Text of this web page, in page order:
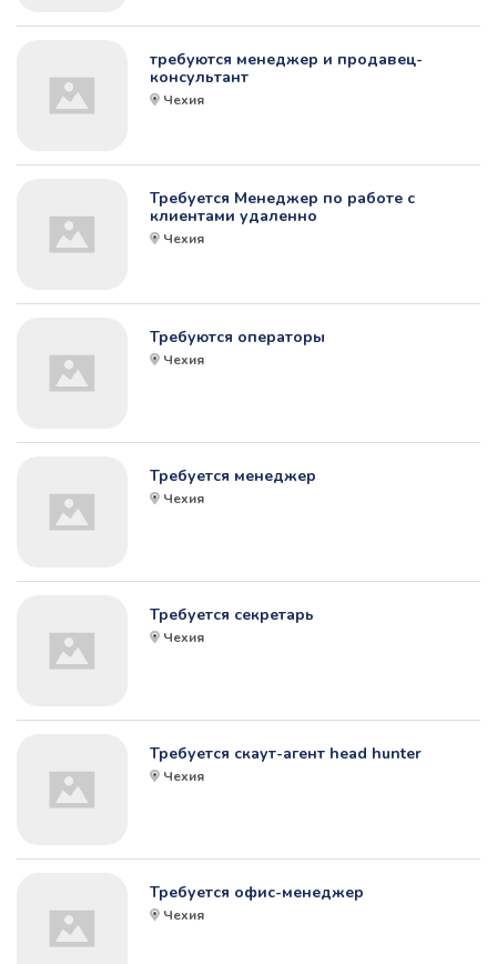
требуются менеджер и продавец-
консультант
Чехия
Требуется Менеджер по работе с
клиентами удаленно
Чехия
Требуются операторы
Чехия
Требуется менеджер
Чехия
Требуется секретарь
Чехия
Требуется скаут-агент head hunter
Чехия
Требуется офис-менеджер
Чехия